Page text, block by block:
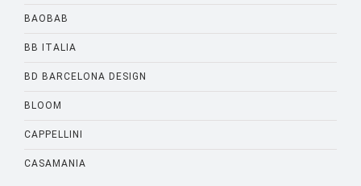
BAOBAB
BB ITALIA
BD BARCELONA DESIGN
BLOOM
CAPPELLINI
CASAMANIA